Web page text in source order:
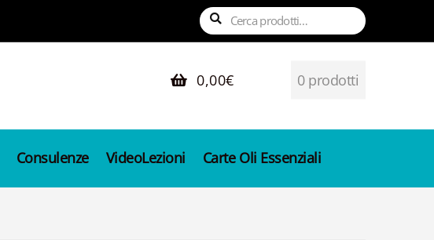
Cerca:
Cerca
0,00€ 0 prodotti
Consulenze VideoLezioni Carte Oli Essenziali